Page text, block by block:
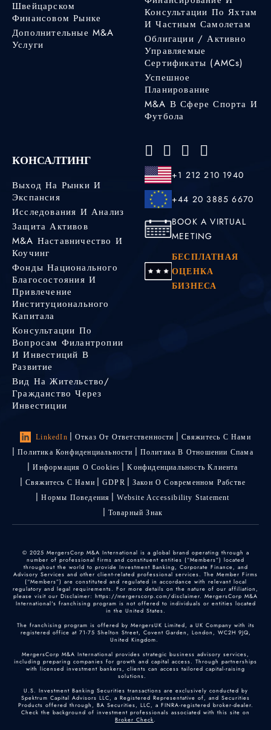
Швейцарском
Финансовом Рынке
Дополнительные M&A
Услуги
Консультации По Яхтам
И Частным Самолетам
Облигации / Активно
Управляемые
Сертификаты (AMCs)
Успешное
Планирование
M&A В Сфере Спорта И
Футбола
КОНСАЛТИНГ
Выход На Рынки И
Экспансия
Исследования И Анализ
Защита Активов
M&A Наставничество И
Коучинг
Фонды Национального
Благосостояния И
Привлечение
Институционального
Капитала
Консультации По
Вопросам Филантропии
И Инвестиций В
Развитие
Вид На Жительство/
Гражданство Через
Инвестиции
+1 212 210 1940
+44 20 3885 6670
BOOK A VIRTUAL
MEETING
БЕСПЛАТНАЯ
ОЦЕНКА
БИЗНЕСА
LinkedIn Отказ От Ответственности
Свяжитесь С Нами
Политика Конфиденциальности
Политика В Отношении Спама
Информация О Cookies
Kонфиденциальность Kлиента
Свяжитесь С Нами
GDPR
Закон О Современном Рабстве
Нормы Поведения
Website Accessibility Statement
Товарный Знак
© 2025 MergersCorp M&A International is a global brand operating through a
number of professional firms and constituent entities (“Members”) located
throughout the world to provide Investment Banking, Corporate Finance, and
Advisory Services and other client-related professional services. The Member Firms
(“Members”) are constituted and regulated in accordance with relevant local
regulatory and legal requirements. For more details on the nature of our affiliation,
please visit our Disclaimer: https://mergerscorp.com/disclaimer. MergersCorp M&A
International's franchising program is not offered to individuals or entities located
in the United States.
The franchising program is offered by MergersUK Limited, a UK Company with its
registered office at 71-75 Shelton Street, Covent Garden, London, WC2H 9JQ,
United Kingdom.
MergersCorp M&A International provides strategic business advisory services,
including preparing companies for growth and capital access. Through partnerships
with licensed investment bankers, clients can access tailored capital-raising
solutions.
U.S. Investment Banking Securities transactions are exclusively conducted by
Spektrum Capital Advisors LLC, a Registered Representative of, and Securities
Products offered through, BA Securities, LLC, a FINRA-registered broker-dealer.
Check the background of investment professionals associated with this site on
Broker Check.